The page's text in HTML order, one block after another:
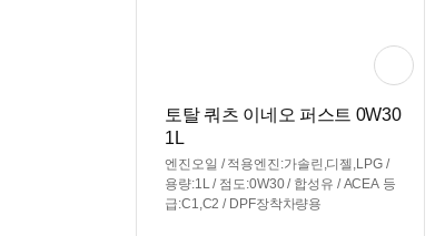
토탈 쿼츠 이네오 퍼스트 0W30
1L
엔진오일 / 적용엔진:가솔린,디젤,LPG /
용량:1L / 점도:0W30 / 합성유 / ACEA 등
급:C1,C2 / DPF장착차량용